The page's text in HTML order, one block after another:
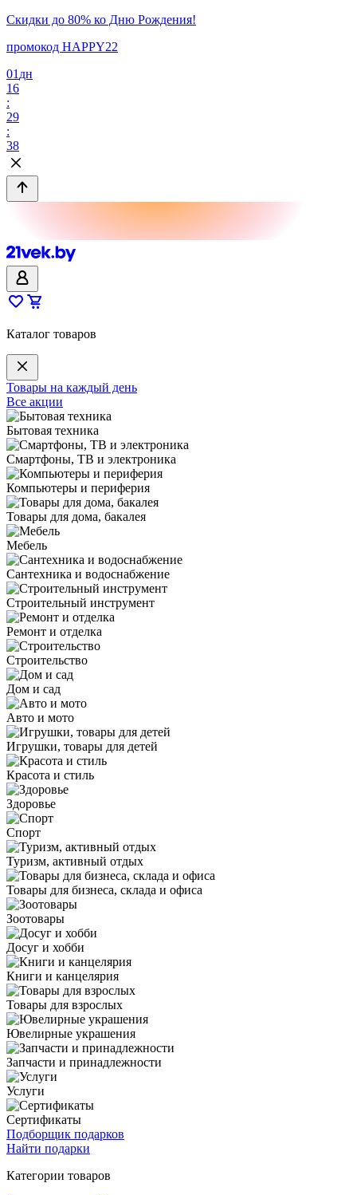
Скидки до 80% ко Дню Рождения!
промокод HAPPY22
01 дн
16
:
29
:
38
Каталог товаров
Товары на каждый день
Все акции
Бытовая техника
Смартфоны, ТВ и электроника
Компьютеры и периферия
Товары для дома, бакалея
Мебель
Сантехника и водоснабжение
Строительный инструмент
Ремонт и отделка
Строительство
Дом и сад
Авто и мото
Игрушки, товары для детей
Красота и стиль
Здоровье
Спорт
Туризм, активный отдых
Товары для бизнеса, склада и офиса
Зоотовары
Досуг и хобби
Книги и канцелярия
Товары для взрослых
Ювелирные украшения
Запчасти и принадлежности
Услуги
Сертификаты
Подборщик подарков
Найти подарки
Категории товаров